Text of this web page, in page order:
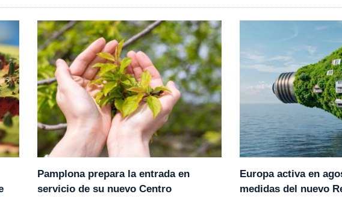
Pamplona prepara la entrada en
servicio de su nuevo Centro
Europa activa en
medidas del nuevo